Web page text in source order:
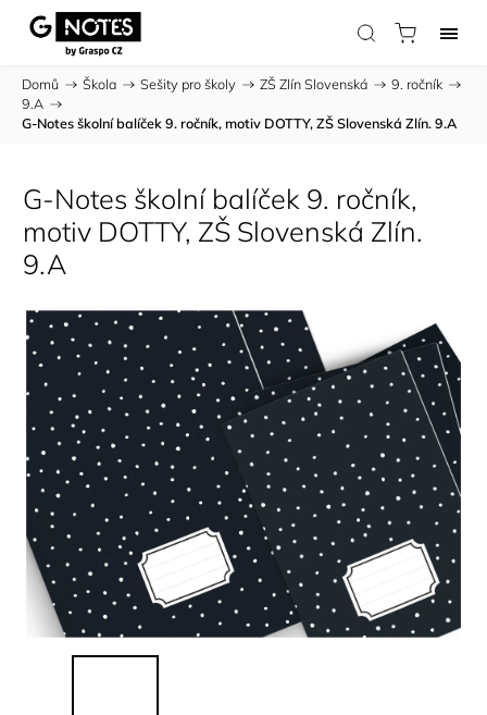
Domů / Škola / Sešity pro školy / ZŠ Zlín Slovenská / 9. ročník /
9.A /
G-Notes školní balíček 9. ročník, motiv DOTTY, ZŠ Slovenská Zlín. 9.A
G-Notes školní balíček 9. ročník,
motiv DOTTY, ZŠ Slovenská Zlín.
9.A